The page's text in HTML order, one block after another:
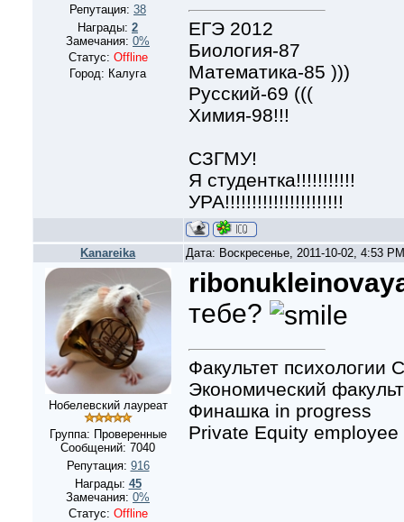
Репутация: 38
Награды: 2
Замечания: 0%
Статус: Offline
Город: Калуга
ЕГЭ 2012
Биология-87
Математика-85 )))
Русский-69 (((
Химия-98!!!
СЗГМУ!
Я студентка!!!!!!!!!!!
УРА!!!!!!!!!!!!!!!!!!!!!!
Kanareika Дата: Воскресенье, 2011-10-02, 4:53
Нобелевский лауреат
Группа: Проверенные
Сообщений: 7040
Репутация: 916
Награды: 45
Замечания: 0%
Статус: Offline
тебе?
Факультет психологии
Экономический
Финашка in progress
Private Equity employee